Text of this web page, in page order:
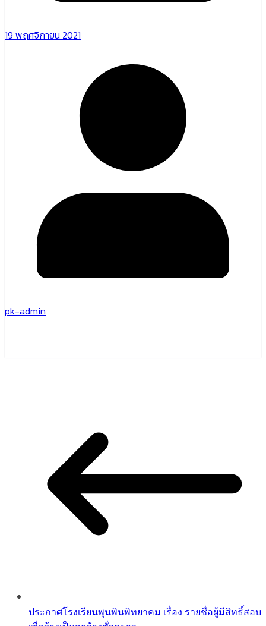
19 พฤศจิกายน 2021
pk-admin
ประกาศโรงเรียนพุนพินพิทยาคม เรื่อง รายชื่อผู้มีสิทธิ์สอบ